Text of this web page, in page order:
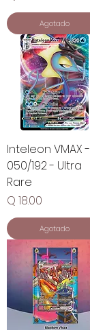
Agotado
Inteleon VMAX -
050/192 - Ultra
Rare
Precio
Q 18.00
Agotado